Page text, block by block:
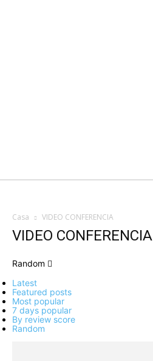
Casa VIDEO CONFERENCIA
VIDEO CONFERENCIA
Random
Latest
Featured posts
Most popular
7 days popular
By review score
Random